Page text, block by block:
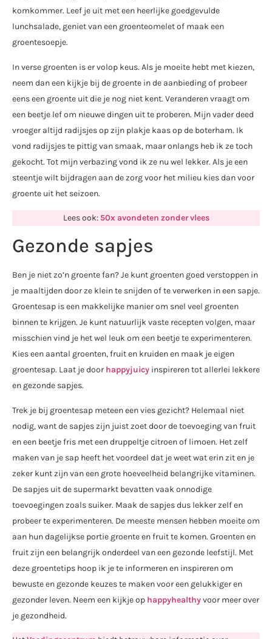
komkommer. Leef je uit met een heerlijke goedgevulde
lunchsalade, geniet van een groenteomelet of maak een
groentesoepje.
In verse groenten is er volop keus. Als je moeite hebt met kiezen,
neem dan een kijkje bij de groente in de aanbieding of probeer
eens een groente uit die je nog niet kent. Veranderen vraagt om
een beetje lef om nieuwe dingen uit te proberen. Mijn vader deed
vroeger altijd radijsjes op zijn plakje kaas op de boterham. Ik
vond radijsjes te pittig van smaak, maar onlangs heb ik ze toch
gekocht. Tot mijn verbazing vond ik ze nu wel lekker. Als je een
steentje wilt bijdragen aan de zorg voor het milieu kies dan voor
groente uit het seizoen.
Lees ook: 50x avondeten zonder vlees
Gezonde sapjes
Ben je niet zo’n groente fan? Je kunt groenten goed verstoppen in
je maaltijden door ze klein te snijden of te verwerken in een sapje.
Groentesap is een makkelijke manier om snel veel groenten
binnen te krijgen. Je kunt natuurlijk vaste recepten volgen, maar
misschien vind je het wel leuk om een beetje te experimenteren.
Kies een aantal groenten, fruit en kruiden en maak je eigen
groentesap. Laat je door happyjuicy inspireren tot allerlei lekkere
en gezonde sapjes.
Trek je bij groentesap meteen een vies gezicht? Helemaal niet
nodig, want de sapjes zijn juist zoet door de toevoeging van fruit
en een beetje fris met een druppeltje citroen of limoen. Het zelf
maken van je sap heeft het voordeel dat je weet wat erin zit en je
zeker kunt zijn van een grote hoeveelheid belangrijke vitaminen.
De sapjes uit de supermarkt bevatten vaak onnodige
toevoegingen zoals suiker. Maak de sapjes dus lekker zelf en
probeer te experimenteren. De meeste mensen hebben moeite om
aan hun dagelijkse portie groente en fruit te komen. Groenten en
fruit zijn een belangrijk onderdeel van een gezonde leefstijl. Met
deze groentetips hoop ik je te informeren en inspireren om
bewuste en gezonde keuzes te maken voor een gelukkiger en
gezonder leven. Neem een kijkje op happyhealthyvoor meer over
je gezondheid.